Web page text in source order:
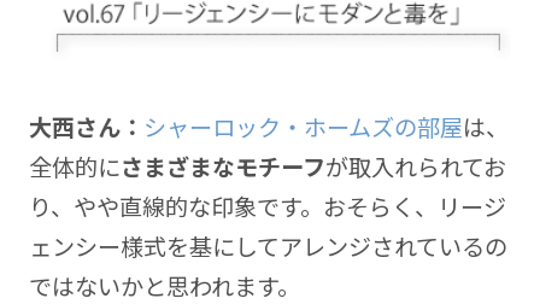
大西さん： シャーロック・ホームズの部屋は、
全体的にさまざまなモチーフが取入れられてお
り、やや直線的な印象です。おそらく、リージ
ェンシー様式を基にしてアレンジされているの
ではないかと思われます。